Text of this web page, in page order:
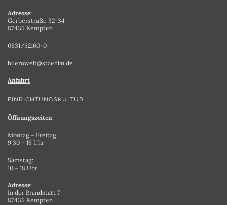
Adresse:
Gerberstraße 32-34
87435 Kempten
0831/52160-0
buerowelt@staehlin.de
Anfahrt
EINRICHTUNGSKULTUR
Öffnungszeiten
Montag – Freitag:
9:30 – 18 Uhr
Samstag:
10 – 18 Uhr
Adresse:
In der Brandstatt 7
87435 Kempten